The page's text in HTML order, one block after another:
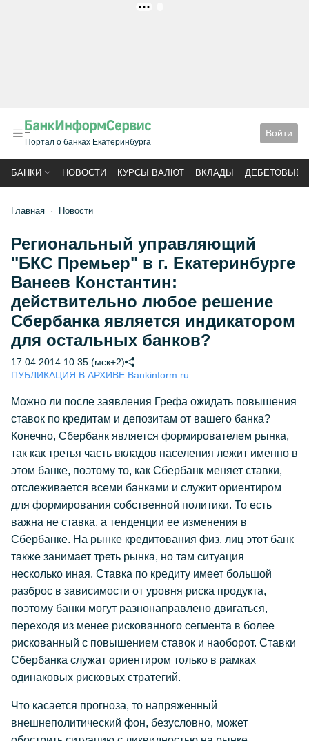
Портал о банках Екатеринбурга
Войти
БАНКИ НОВОСТИ КУРСЫ ВАЛЮТ ВКЛАДЫ ДЕБЕТОВЫЕ
Главная Новости
Региональный управляющий
"БКС Премьер" в г. Екатеринбурге
Ванеев Константин:
действительно любое решение
Сбербанка является индикатором
для остальных банков?
17.04.2014 10:35 (мск+2)
ПУБЛИКАЦИЯ В АРХИВЕ Bankinform.ru
Можно ли после заявления Грефа ожидать повышения
ставок по кредитам и депозитам от вашего банка?
Конечно, Сбербанк является формирователем рынка,
так как третья часть вкладов населения лежит именно в
этом банке, поэтому то, как Сбербанк меняет ставки,
отслеживается всеми банками и служит ориентиром
для формирования собственной политики. То есть
важна не ставка, а тенденции ее изменения в
Сбербанке. На рынке кредитования физ. лиц этот банк
также занимает треть рынка, но там ситуация
несколько иная. Ставка по кредиту имеет большой
разброс в зависимости от уровня риска продукта,
поэтому банки могут разнонаправлено двигаться,
переходя из менее рискованного сегмента в более
рискованный с повышением ставок и наоборот. Ставки
Сбербанка служат ориентиром только в рамках
одинаковых рисковых стратегий.
Что касается прогноза, то напряженный
внешнеполитический фон, безусловно, может